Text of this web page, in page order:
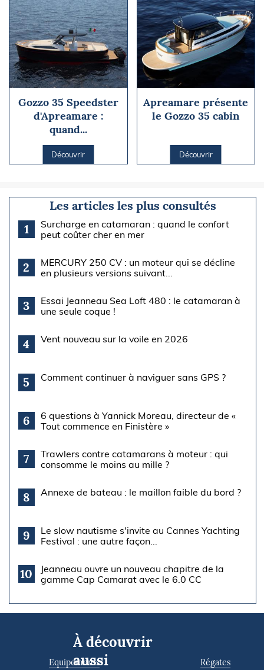
Gozzo 35 Speedster
d'Apreamare :
quand...
Découvrir
Apreamare présente
le Gozzo 35 cabin
Découvrir
Les articles les plus consultés
1
Surcharge en catamaran : quand le confort
peut coûter cher en mer
2
MERCURY 250 CV : un moteur qui se décline
en plusieurs versions suivant...
3
Essai Jeanneau Sea Loft 480 : le catamaran à
une seule coque !
4 Vent nouveau sur la voile en 2026
5 Comment continuer à naviguer sans GPS ?
6
6 questions à Yannick Moreau, directeur de «
Tout commence en Finistère »
7
Trawlers contre catamarans à moteur : qui
consomme le moins au mille ?
8 Annexe de bateau : le maillon faible du bord ?
9
Le slow nautisme s'invite au Cannes Yachting
Festival : une autre façon...
10
Jeanneau ouvre un nouveau chapitre de la
gamme Cap Camarat avec le 6.0 CC
À découvrir
aussi
Equipements Régates